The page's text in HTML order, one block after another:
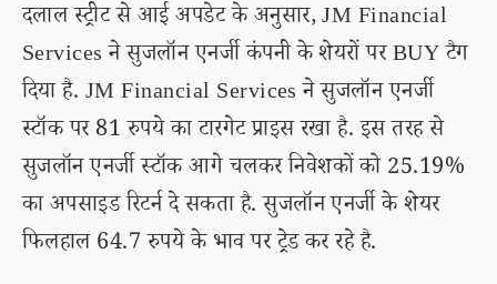
दलाल स्ट्रीट से आई अपडेट के अनुसार, JM Financial
Services ने सुजलॉन एनर्जी कंपनी के शेयरों पर BUY टैग
दिया है. JM Financial Services ने सुजलॉन एनर्जी
स्टॉक पर 81 रुपये का टारगेट प्राइस रखा है. इस तरह से
सुजलॉन एनर्जी स्टॉक आगे चलकर निवेशकों को 25.19%
का अपसाइड रिटर्न दे सकता है. सुजलॉन एनर्जी के शेयर
फिलहाल 64.7 रुपये के भाव पर ट्रेड कर रहे है.